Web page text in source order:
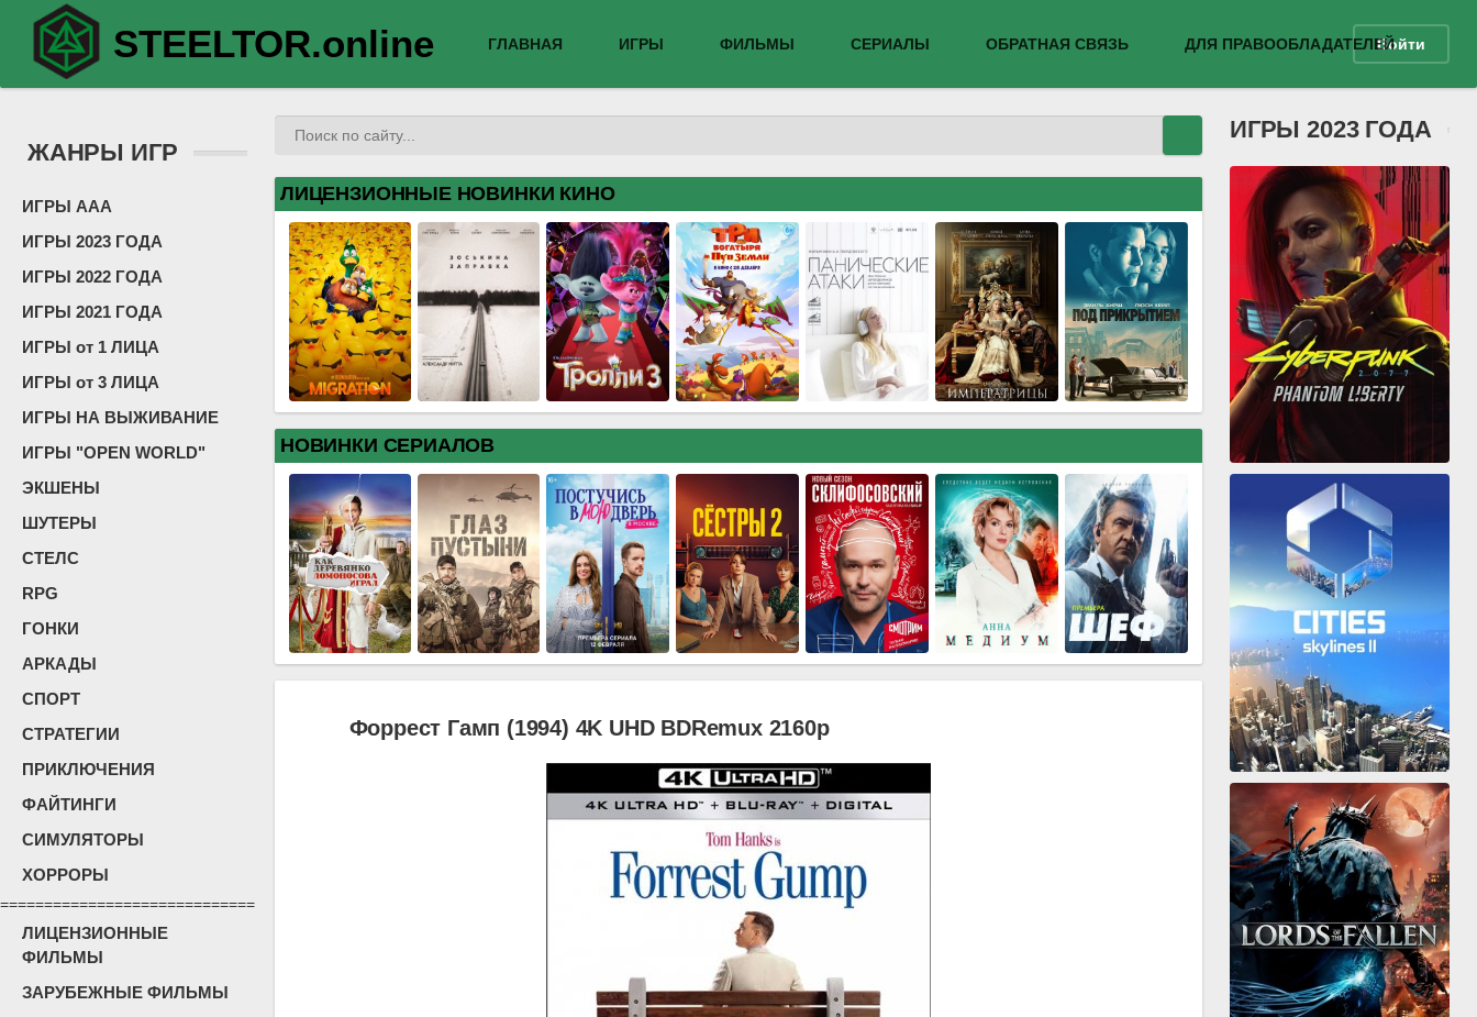
STEELTOR.online ГЛАВНАЯ ИГРЫ ФИЛЬМЫ СЕРИАЛЫ ОБРАТНАЯ СВЯЗЬ ДЛЯ ПРАВООБЛАДАТЕЛЕЙВойти
ЖАНРЫ ИГР
ИГРЫ ААА
ИГРЫ 2023 ГОДА
ИГРЫ 2022 ГОДА
ИГРЫ 2021 ГОДА
ИГРЫ от 1 ЛИЦА
ИГРЫ от 3 ЛИЦА
ИГРЫ НА ВЫЖИВАНИЕ
ИГРЫ "OPEN WORLD"
ЭКШЕНЫ
ШУТЕРЫ
СТЕЛС
RPG
ГОНКИ
АРКАДЫ
СПОРТ
СТРАТЕГИИ
ПРИКЛЮЧЕНИЯ
ФАЙТИНГИ
СИМУЛЯТОРЫ
ХОРРОРЫ
=============================
ЛИЦЕНЗИОННЫЕ
ФИЛЬМЫ
ЗАРУБЕЖНЫЕ ФИЛЬМЫ
ЛИЦЕНЗИОННЫЕ НОВИНКИ КИНО
НОВИНКИ СЕРИАЛОВ
Форрест Гамп (1994) 4K UHD BDRemux 2160p
ИГРЫ 2023 ГОДА